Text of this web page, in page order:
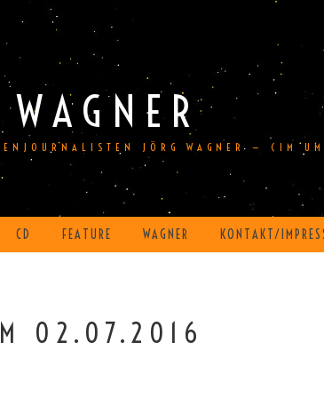
JÖRG WAGNER — (IM
CD FEATURE WAGNER KONTAKT/
02.07.2016